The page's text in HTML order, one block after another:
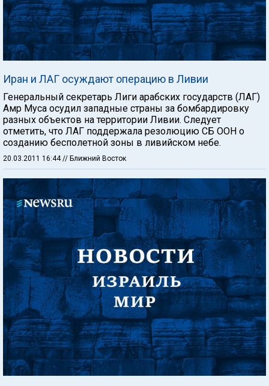
Иран и ЛАГ осуждают операцию в Ливии
Генеральный секретарь Лиги арабских государств (ЛАГ)
Амр Муса осудил западные страны за бомбардировку
разных объектов на территории Ливии. Следует
отметить, что ЛАГ поддержала резолюцию СБ ООН о
созданию бесполетной зоны в ливийском небе.
20.03.2011 16:44// Ближний Восток